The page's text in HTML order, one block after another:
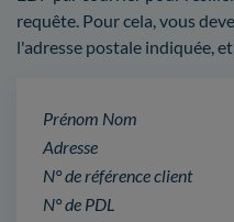
requête. Pour cela, vous
l'adresse postale indiquée,
Prénom Nom
Adresse
N° de référence client
N° de PDL